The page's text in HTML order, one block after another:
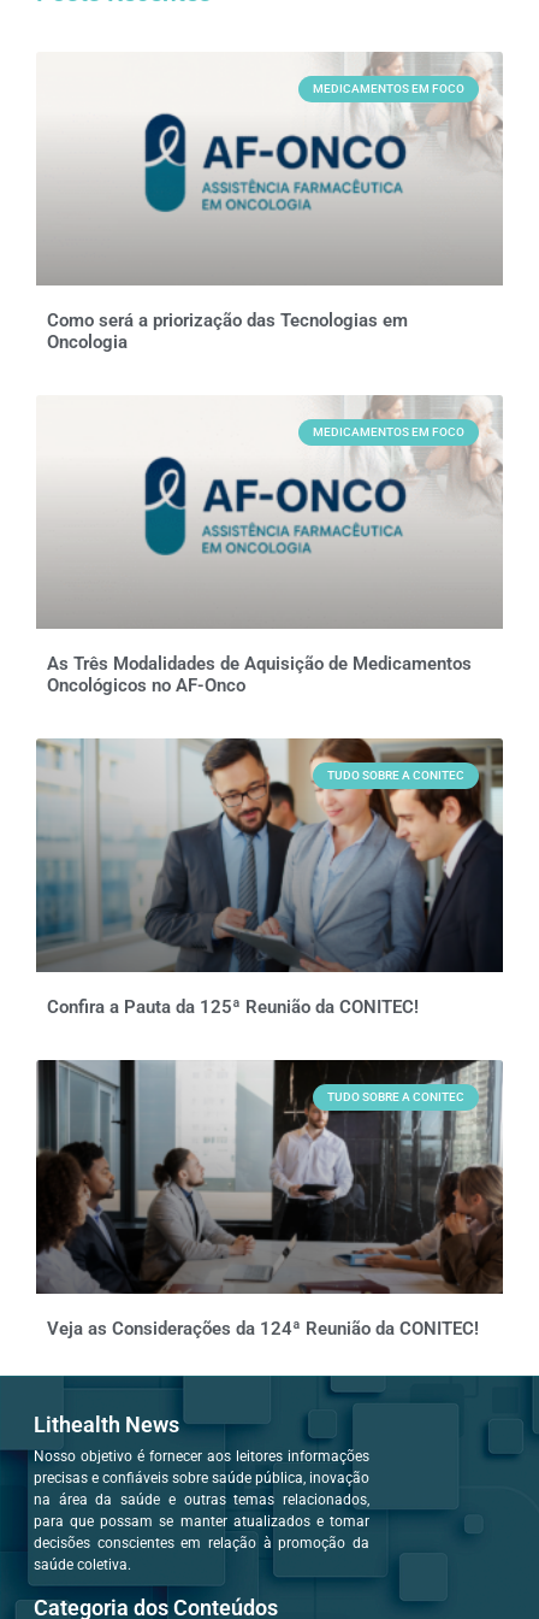
MEDICAMENTOS EM FOCO
Como será a priorização das Tecnologias em
Oncologia
MEDICAMENTOS EM FOCO
As Três Modalidades de Aquisição de Medicamentos
Oncológicos no AF-Onco
TUDO SOBRE A CONITEC
Confira a Pauta da 125ª Reunião da CONITEC!
TUDO SOBRE A CONITEC
Veja as Considerações da 124ª Reunião da CONITEC!
Lithealth News
Nosso objetivo é fornecer aos leitores informações
precisas e confiáveis sobre saúde pública, inovação
na área da saúde e outras temas relacionados,
para que possam se manter atualizados e tomar
decisões conscientes em relação à promoção da
saúde coletiva.
Categoria dos Conteúdos